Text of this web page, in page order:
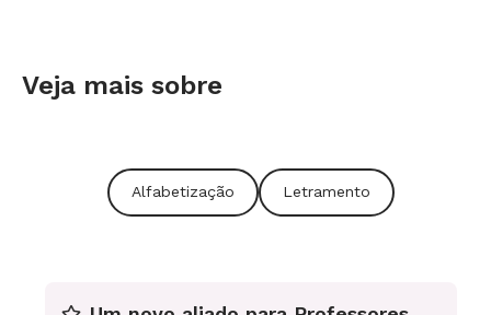
Veja mais sobre
Alfabetização Letramento